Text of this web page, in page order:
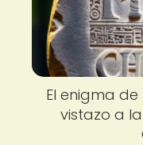
El enigma
vistazo a